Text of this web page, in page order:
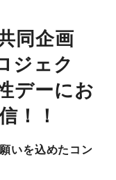
同企画
ジェク
デーにお
！！
いを込めたコン